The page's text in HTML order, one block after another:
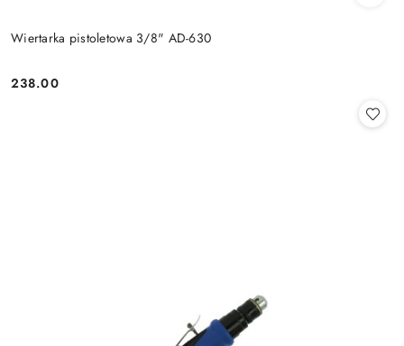
Wiertarka pistoletowa 3/8" AD-630
Cena:
238.00